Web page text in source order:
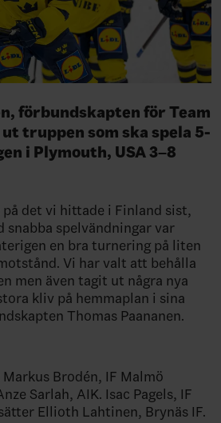
förbundskapten för Team
truppen som ska spela 5-
i Plymouth, USA 3–8
på det vi hittade i Finland sist,
snabba spelvändningar var
en bra turnering på liten
Vi har valt att behålla
men även tagit ut några nya
kliv på hemmaplan i sina
Thomas Paananen.
Brodén, IF Malmö
Sarlah, AIK. Isac Pagels, IF
Ellioth Lahtinen, Brynäs IF.